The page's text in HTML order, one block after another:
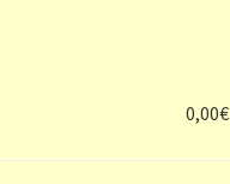
0,00€